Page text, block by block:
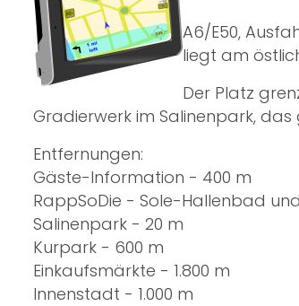
A6/E50,
liegt am
Der Platz
Gradierwerk im Salinenpark,
Entfernungen:
Gäste-Information - 400 m
RappSoDie - Sole-Hallenbad
Salinenpark - 20 m
Kurpark - 600 m
Einkaufsmärkte - 1.800 m
Innenstadt - 1.000 m